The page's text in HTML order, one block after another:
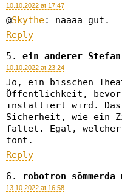
10.10.2022 at 17:47
@Skythe: naaaa gut.
Reply
ein anderer Stefan
10.10.2022 at 23:24
Jo, ein bisschen
Öffentlichkeit, bevor
installiert wird.
Sicherheit, wie ein
faltet. Egal, welcher
tönt.
Reply
robotron sömmerda
13.10.2022 at 16:58